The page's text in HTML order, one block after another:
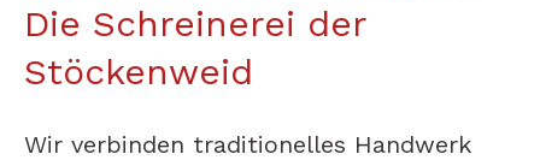
Die Schreinerei der
Stöckenweid
Wir verbinden traditionelles Handwerk